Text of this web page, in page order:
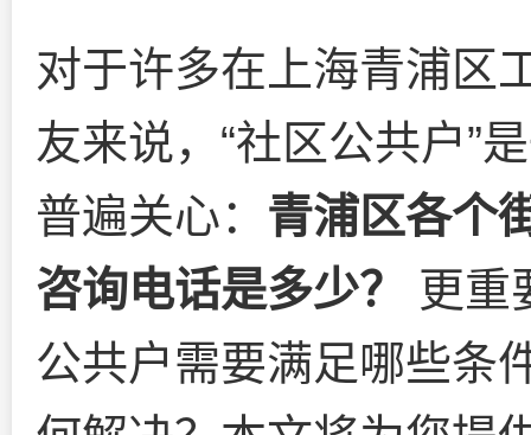
对于许多在上海青浦区
友来说，“社区公共户”
普遍关心： 青浦区各个
咨询电话是多少？
更重
公共户需要满足哪些条